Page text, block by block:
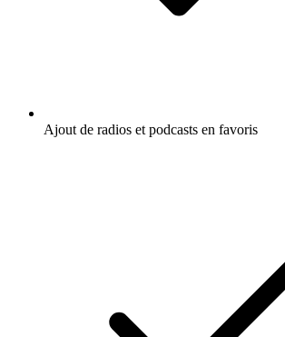
Ajout de radios et podcasts en favoris